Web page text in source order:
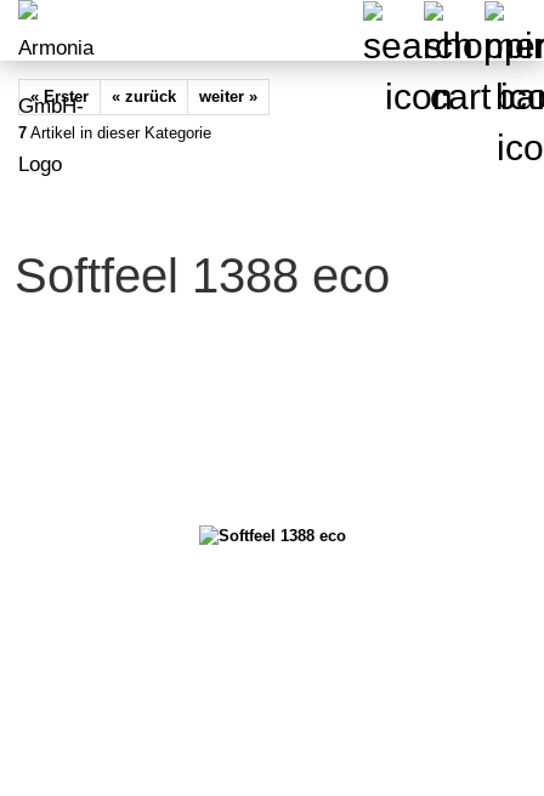
« Erster « zurück
weiter »
7 Artikel in dieser Kategorie
Softfeel 1388 eco